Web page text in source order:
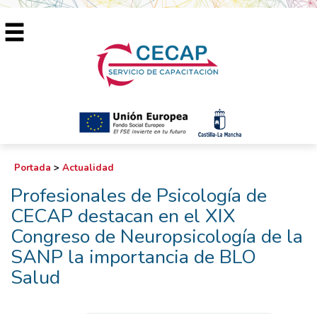
Portada > Actualidad
Profesionales de Psicología de
CECAP destacan en el XIX
Congreso de Neuropsicología de la
SANP la importancia de BLO
Salud